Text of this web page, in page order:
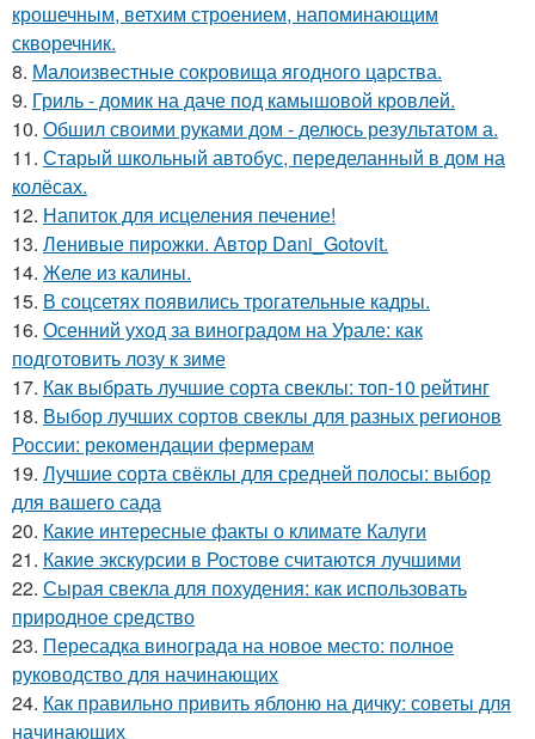
крошечным, ветхим строением, напоминающим
скворечник.
8. Малоизвестные сокровища ягодного царства.
9. Гриль - домик на даче под камышовой кровлей.
10. Обшил своими руками дом - делюсь результатом а.
11. Старый школьный автобус, переделанный в дом на
колёсах.
12. Напиток для исцеления печение!
13. Ленивые пирожки. Автор Dani_Gotovit.
14. Желе из калины.
15. В соцсетях появились трогательные кадры.
16. Осенний уход за виноградом на Урале: как
подготовить лозу к зиме
17. Как выбрать лучшие сорта свеклы: топ-10 рейтинг
18. Выбор лучших сортов свеклы для разных регионов
России: рекомендации фермерам
19. Лучшие сорта свёклы для средней полосы: выбор
для вашего сада
20. Какие интересные факты о климате Калуги
21. Какие экскурсии в Ростове считаются лучшими
22. Сырая свекла для похудения: как использовать
природное средство
23. Пересадка винограда на новое место: полное
руководство для начинающих
24. Как правильно привить яблоню на дичку: советы для
начинающих